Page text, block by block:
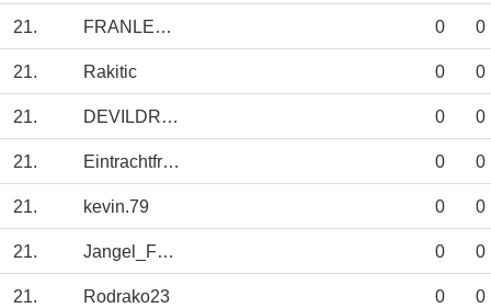
21. FRANLEGIDOS 0 0
21. Rakitic 0 0
21. DEVILDRIVER 0 0
21. Eintrachtfrankf 0 0
21. kevin.79 0 0
21. Jangel_Fdez 0 0
21. Rodrako23 0 0